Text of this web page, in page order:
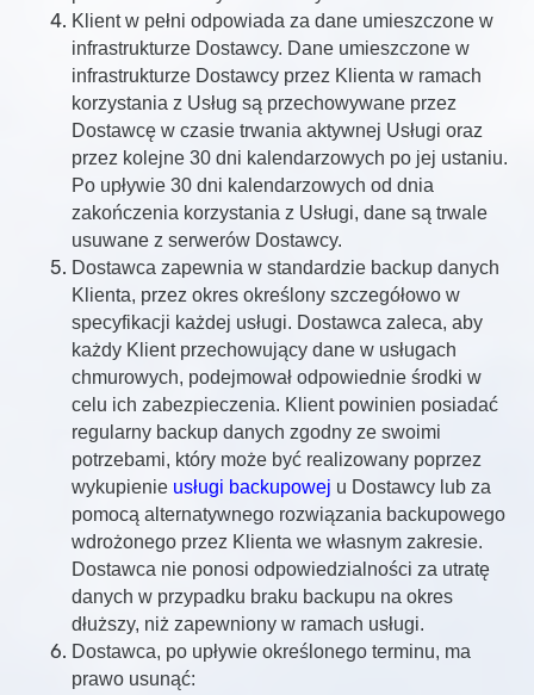
Klient w pełni odpowiada za dane umieszczone w
infrastrukturze Dostawcy. Dane umieszczone w
infrastrukturze Dostawcy przez Klienta w ramach
korzystania z Usług są przechowywane przez
Dostawcę w czasie trwania aktywnej Usługi oraz
przez kolejne 30 dni kalendarzowych po jej ustaniu.
Po upływie 30 dni kalendarzowych od dnia
zakończenia korzystania z Usługi, dane są trwale
usuwane z serwerów Dostawcy.
Dostawca zapewnia w standardzie backup danych
Klienta, przez okres określony szczegółowo w
specyfikacji każdej usługi. Dostawca zaleca, aby
każdy Klient przechowujący dane w usługach
chmurowych, podejmował odpowiednie środki w
celu ich zabezpieczenia. Klient powinien posiadać
regularny backup danych zgodny ze swoimi
potrzebami, który może być realizowany poprzez
wykupienie usługi backupowej u Dostawcy lub za
pomocą alternatywnego rozwiązania backupowego
wdrożonego przez Klienta we własnym zakresie.
Dostawca nie ponosi odpowiedzialności za utratę
danych w przypadku braku backupu na okres
dłuższy, niż zapewniony w ramach usługi.
Dostawca, po upływie określonego terminu, ma
prawo usunąć: